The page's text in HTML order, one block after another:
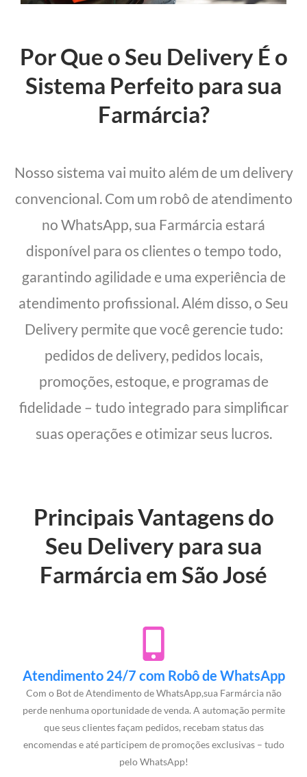
Por Que o Seu Delivery É o
Sistema Perfeito para sua
Farmárcia?
Nosso sistema vai muito além de um delivery
convencional. Com um robô de atendimento
no WhatsApp, sua Farmárcia estará
disponível para os clientes o tempo todo,
garantindo agilidade e uma experiência de
atendimento profissional. Além disso, o Seu
Delivery permite que você gerencie tudo:
pedidos de delivery, pedidos locais,
promoções, estoque, e programas de
fidelidade – tudo integrado para simplificar
suas operações e otimizar seus lucros.
Principais Vantagens do
Seu Delivery para sua
Farmárcia em São José
Atendimento 24/7 com Robô de WhatsApp
Com o Bot de Atendimento de WhatsApp,sua Farmárcia não
perde nenhuma oportunidade de venda. A automação permite
que seus clientes façam pedidos, recebam status das
encomendas e até participem de promoções exclusivas – tudo
pelo WhatsApp!